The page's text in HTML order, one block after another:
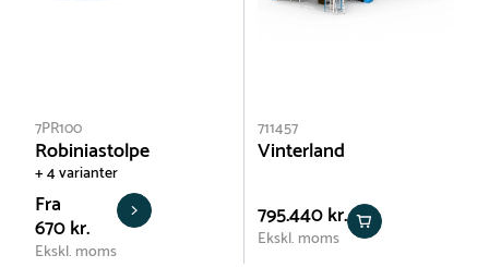
7PR100
Robiniastolpe
+ 4 varianter
Fra
670 kr.
Ekskl. moms
711457
Vinterland
795.440 kr.
Ekskl. moms